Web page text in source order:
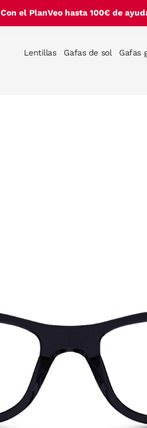
Con el PlanVeo hasta 100€ de
Lentillas Gafas de sol Gafas